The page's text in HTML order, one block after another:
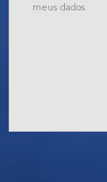
meus dados.